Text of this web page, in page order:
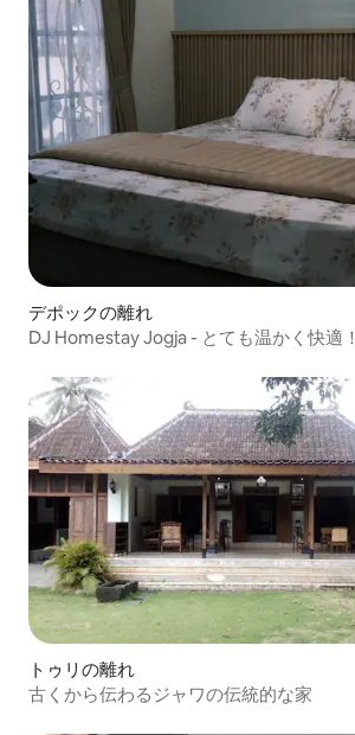
デポックの離れ
​DJ Homestay Jogja - とても温かく快適！​
トゥリの離れ
古くから伝わるジャワの伝統的な家